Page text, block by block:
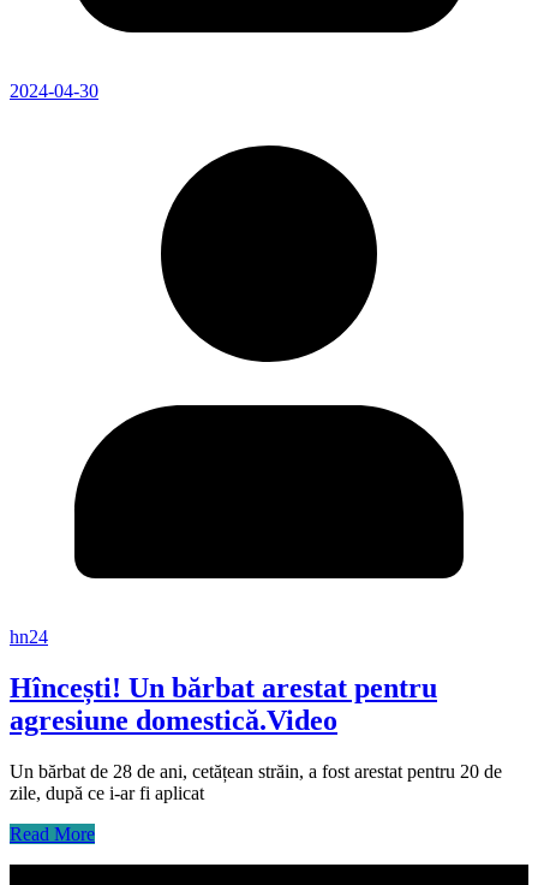
2024-04-30
hn24
Hîncești! Un bărbat arestat pentru
agresiune domestică.Video
Un bărbat de 28 de ani, cetățean străin, a fost arestat pentru 20 de
zile, după ce i-ar fi aplicat
Read More